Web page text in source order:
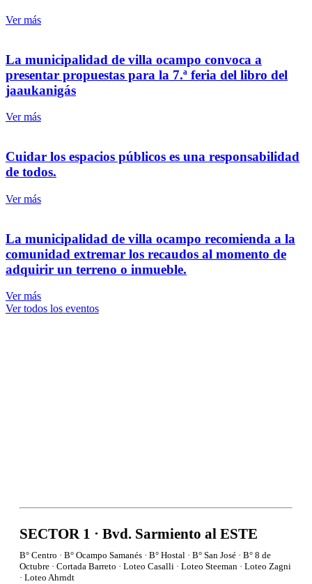
Ver más
la municipalidad de villa ocampo convoca a
presentar propuestas para la 7.ª feria del libro del
jaaukanigás
Ver más
cuidar los espacios públicos es una responsabilidad
de todos.
Ver más
la municipalidad de villa ocampo recomienda a la
comunidad extremar los recaudos al momento de
adquirir un terreno o inmueble.
Ver más
Ver todos los eventos
SECTOR 1 · Bvd. Sarmiento al ESTE
B° Centro · B° Ocampo Samanés · B° Hostal · B° San José · B° 8 de
Octubre · Cortada Barreto · Loteo Casalli · Loteo Steeman · Loteo Zagni
· Loteo Ahrndt